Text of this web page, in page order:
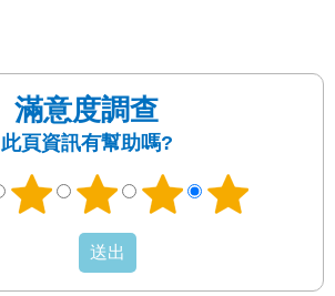
滿意度調查
此頁資訊有幫助嗎?